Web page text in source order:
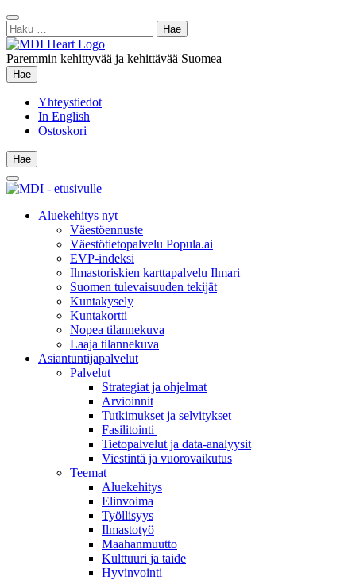
Siirry
sisältöön
Sulje
hae
Haku:
Paremmin kehittyvää ja kehittävää Suomea
Hae
Hae
Yhteystiedot
In English
Ostoskori
Hae
Hae
Main
Menu
Aluekehitys nyt
Väestöennuste
Väestötietopalvelu Popula.ai
EVP-indeksi
Ilmastoriskien karttapalvelu Ilmari
Suomen tulevaisuuden tekijät
Kuntakysely
Kuntakortti
Nopea tilannekuva
Laaja tilannekuva
Asiantuntijapalvelut
Palvelut
Strategiat ja ohjelmat
Arvioinnit
Tutkimukset ja selvitykset
Fasilitointi
Tietopalvelut ja data-analyysit
Viestintä ja vuorovaikutus
Teemat
Aluekehitys
Elinvoima
Työllisyys
Ilmastotyö
Maahanmuutto
Kulttuuri ja taide
Hyvinvointi